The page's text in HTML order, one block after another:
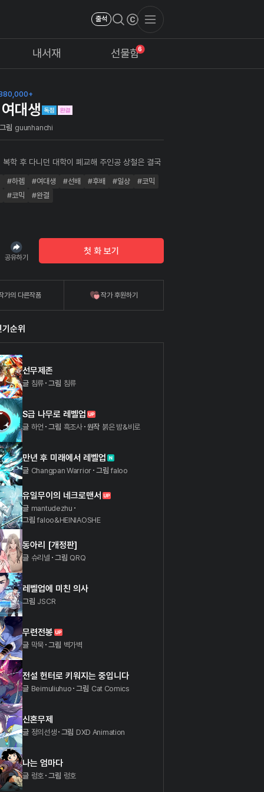
출석
내서재 6
선물함
대생
그림 guunhanchi
복학 후 다니던 대학이 폐교해 주인공 상철은 결국
학생인 상철은 선배들에게 신선한 유희가
#하렘 #여대생 #선배 #후배 #일상
#코믹
#코믹
#완결
공유하기
첫 화 보기
가의 다른작품 작가 후원하기
순위
선무제존
글 침류 그림 침류
S급 나무로 레벨업
글 하언 그림 흑조사 원작 붉은 밤&비로
만년 후 미래에서 레벨업
글 Changpan Warrior 그림 faloo
유일무이의 네크로맨서
글 mantudezhu
그림 faloo&HEINIAOSHE
동아리 [개정판]
글 슈리넬 그림 QRQ
레벨업에 미친 의사
그림 JSCR
무련전봉
글 막묵 그림 벽가벽
전설 헌터로 키워지는 중입니다
글 Beimuliuhuo 그림 Cat Comics
신혼무제
글 정의선생 그림 DXD Animation
나는 엄마다
글 렁호 그림 렁호